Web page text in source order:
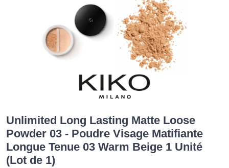
Unlimited Long Lasting Matte Loose
Powder 03 - Poudre Visage Matifiante
Longue Tenue 03 Warm Beige 1 Unité
(Lot de 1)